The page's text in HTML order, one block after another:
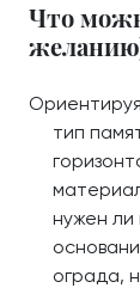
Что
тип
нужен ли
ограда,